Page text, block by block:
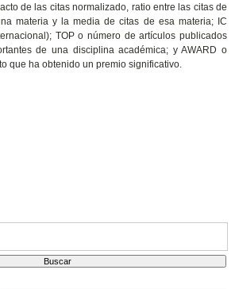
de las citas normalizado, ratio entre las citas de
materia y la media de citas de esa materia; IC
TOP o número de artículos publicados
de una disciplina académica; y AWARD o
que ha obtenido un premio significativo.